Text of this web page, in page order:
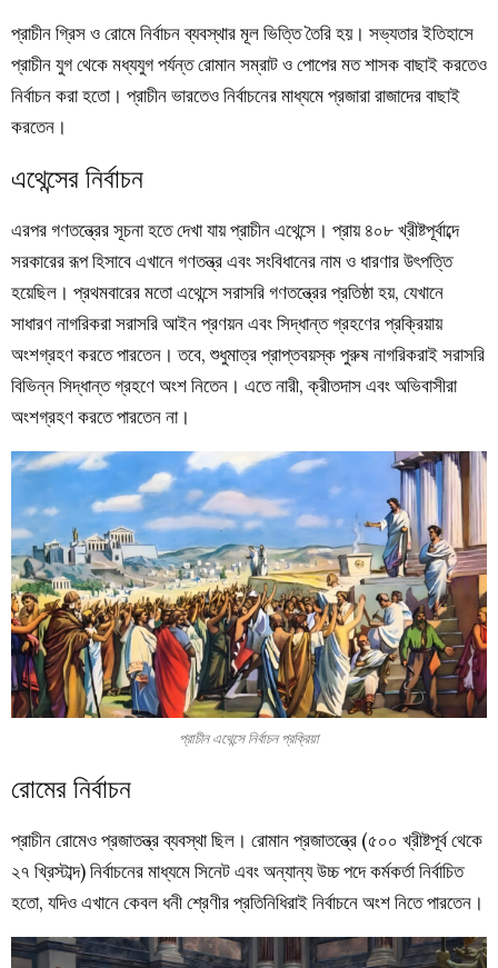
প্রাচীন গ্রিস ও রোমে নির্বাচন ব্যবস্থার মূল ভিত্তি তৈরি হয়। সভ্যতার ইতিহাসে
প্রাচীন যুগ থেকে মধ্যযুগ পর্যন্ত রোমান সম্রাট ও পোপের মত শাসক বাছাই করতেও
নির্বাচন করা হতো। প্রাচীন ভারতেও নির্বাচনের মাধ্যমেপ্রজারা রাজাদের বাছাই
করতেন।
এথেন্সের নির্বাচন
এরপর গণতন্ত্রের সূচনা হতে দেখা যায় প্রাচীন এথেন্সে। প্রায় ৪০৮ খ্রীষ্টপূর্বাব্দে
সরকারের রূপ হিসাবে এখানে গণতন্ত্র এবং সংবিধানের নাম ও ধারণার উৎপত্তি
হয়েছিল। প্রথমবারের মতো এথেন্সে সরাসরি গণতন্ত্রের প্রতিষ্ঠা হয়, যেখানে
সাধারণ নাগরিকরা সরাসরি আইন প্রণয়ন এবং সিদ্ধান্ত গ্রহণের প্রক্রিয়ায়
অংশগ্রহণ করতে পারতেন। তবে, শুধুমাত্র প্রাপ্তবয়স্ক পুরুষ নাগরিকরাই সরাসরি
বিভিন্ন সিদ্ধান্ত গ্রহণে অংশ নিতেন। এতে নারী, ক্রীতদাস এবং অভিবাসীরা
অংশগ্রহণ করতে পারতেন না।
প্রাচীন এথেন্সে নির্বাচন প্রক্রিয়া
রোমের নির্বাচন
প্রাচীন রোমেও প্রজাতন্ত্র ব্যবস্থা ছিল। রোমান প্রজাতন্ত্রে (৫০০ খ্রীষ্টপূর্ব থেকে
২৭ খ্রিস্টাব্দ) নির্বাচনের মাধ্যমে সিনেট এবং অন্যান্য উচ্চ পদে কর্মকর্তা নির্বাচিত
হতো, যদিও এখানে কেবল ধনী শ্রেণীর প্রতিনিধিরাই নির্বাচনে অংশ নিতে পারতেন।